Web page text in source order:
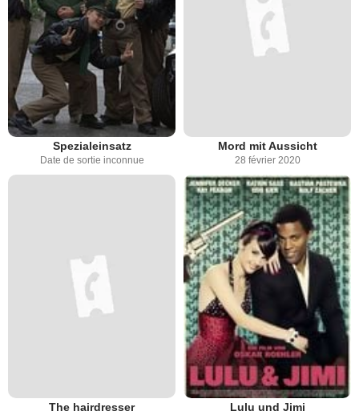
Spezialeinsatz
Date de sortie inconnue
Mord mit Aussicht
28 février 2020
The hairdresser Lulu und Jimi